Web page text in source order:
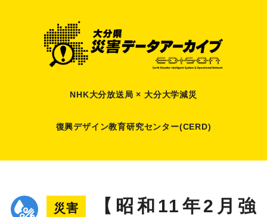
NHK大分放送局 × 大分大学減災
復興デザイン教育研究センター(CERD)
災害
【昭和11年2月強